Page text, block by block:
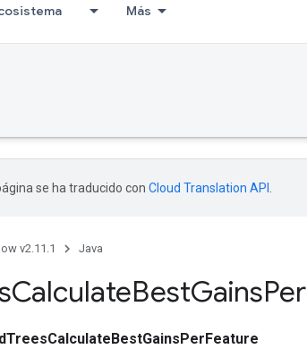
Más
se ha traducido con Cloud Translation API
v2.11.1 Java
CalculateBestGainsPer